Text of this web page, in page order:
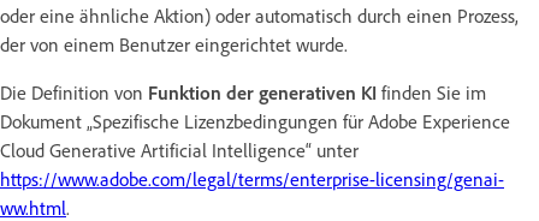
oder eine ähnliche Aktion) oder automatisch durch einen Prozess,
der von einem Benutzer eingerichtet wurde.
Die Definition von Funktion der generativen KI finden Sie im
Dokument „Spezifische Lizenzbedingungen für Adobe Experience
Cloud Generative Artificial Intelligence“ unter
https://www.adobe.com/legal/terms/enterprise-licensing/genai-
ww.html.